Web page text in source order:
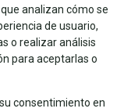
PIEZAS
Y NEGRO
analizan cómo se
de usuario,
o realizar análisis
para aceptarlas o
consentimiento en